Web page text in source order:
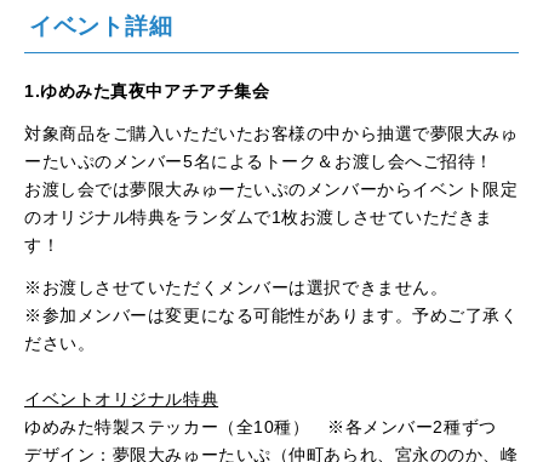
イベント詳細
1.ゆめみた真夜中アチアチ集会
対象商品をご購入いただいたお客様の中から抽選で夢限大みゅ
ーたいぷのメンバー5名によるトーク＆お渡し会へご招待！
お渡し会では夢限大みゅーたいぷのメンバーからイベント限定
のオリジナル特典をランダムで1枚お渡しさせていただきま
す！
※お渡しさせていただくメンバーは選択できません。
※参加メンバーは変更になる可能性があります。予めご了承く
ださい。
イベントオリジナル特典
ゆめみた特製ステッカー（全10種） ※各メンバー2種ずつ
デザイン：夢限大みゅーたいぷ（仲町あられ、宮永ののか、峰